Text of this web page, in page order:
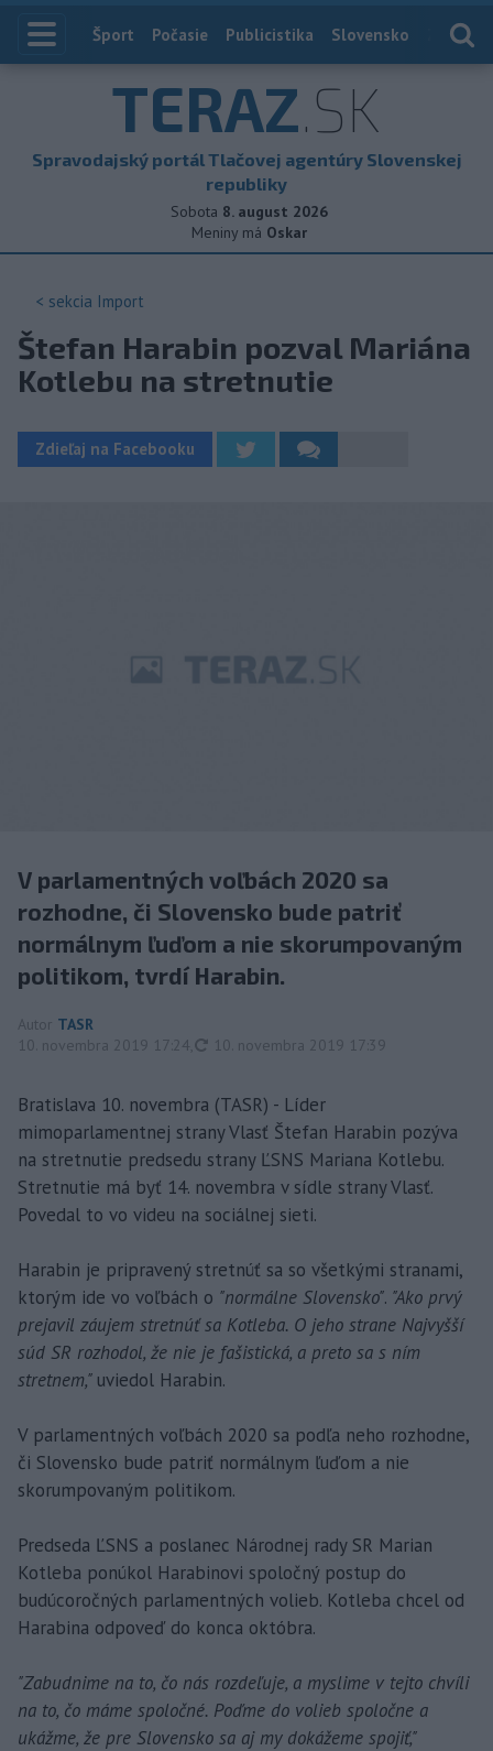
Index
Šport Počasie Publicistika Slovensko
TERAZ.SK
Spravodajský portál Tlačovej agentúry Slovenskej
republiky
Sobota 8. august 2026
Meniny má Oskar
< sekcia Import
Štefan Harabin pozval Mariána
Kotlebu na stretnutie
Zdieľaj na Facebooku
V parlamentných voľbách 2020 sa
rozhodne, či Slovensko bude patriť
normálnym ľuďom a nie skorumpovaným
politikom, tvrdí Harabin.
Autor TASR
10. novembra 2019 17:24
aktualizované
10. novembra 2019 17:39
Bratislava 10. novembra (TASR) - Líder
mimoparlamentnej strany Vlasť Štefan Harabin pozýva
na stretnutie predsedu strany ĽSNS Mariana Kotlebu.
Stretnutie má byť 14. novembra v sídle strany Vlasť.
Povedal to vo videu na sociálnej sieti.
Harabin je pripravený stretnúť sa so všetkými stranami,
ktorým ide vo voľbách o "normálne Slovensko". "Ako prvý
prejavil záujem stretnúť sa Kotleba. O jeho strane Najvyšší
súd SR rozhodol, že nie je fašistická, a preto sa s ním
stretnem," uviedol Harabin.
V parlamentných voľbách 2020 sa podľa neho rozhodne,
či Slovensko bude patriť normálnym ľuďom a nie
skorumpovaným politikom.
Predseda ĽSNS a poslanec Národnej rady SR Marian
Kotleba ponúkol Harabinovi spoločný postup do
budúcoročných parlamentných volieb. Kotleba chcel od
Harabina odpoveď do konca októbra.
"Zabudnime na to, čo nás rozdeľuje, a myslime v tejto chvíli
na to, čo máme spoločné. Poďme do volieb spoločne a
ukážme, že pre Slovensko sa aj my dokážeme spojiť,"